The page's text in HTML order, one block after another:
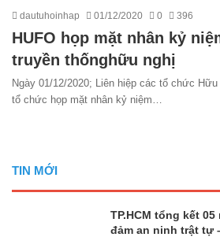
dautuhoinhap 01/12/2020 0 396
HUFO họp mặt nhân kỷ
truyền thốnghữu nghị
Ngày 01/12/2020; Liên hiệp các tổ chức Hữu
tổ chức họp mặt nhân kỷ niệm…
TIN MỚI
TP.HCM tổng kết
đảm an ninh trật tự